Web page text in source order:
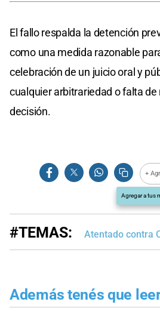
El fallo respalda la detención
como una medida razonable
celebración de un juicio oral y
cualquier arbitrariedad o falta
decisión.
+
Agregar a tus
#TEMAS: Atentado contra
Además tenés que